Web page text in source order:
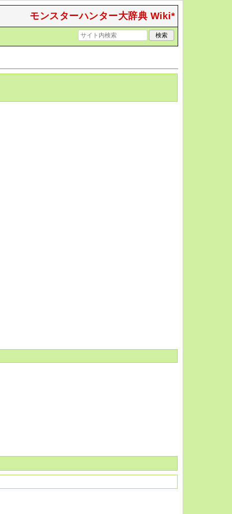
モンスターハンター大辞典 Wiki*